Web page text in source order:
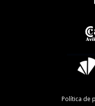
Política de